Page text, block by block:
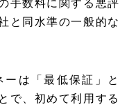
と同水準の一般的な
は「最低保証」と
で、初めて利用する